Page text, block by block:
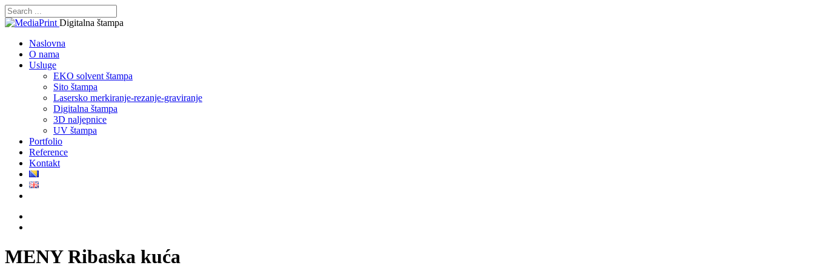
Digitalna štampa
Naslovna
O nama
Usluge
EKO solvent štampa
Sito štampa
Lasersko merkiranje-rezanje-graviranje
Digitalna štampa
3D naljepnice
UV štampa
Portfolio
Reference
Kontakt
MENY Ribaska kuća